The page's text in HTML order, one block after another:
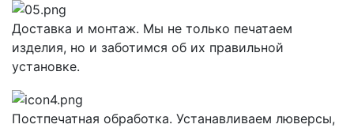
Доставка и монтаж. Мы не только печатаем
изделия, но и заботимся об их правильной
установке.
Постпечатная обработка. Устанавливаем люверсы,